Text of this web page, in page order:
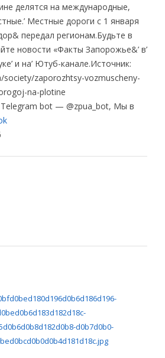
делятся на международные,
Местные дороги с 1 января
передал регионам.Будьте в
новости «Факты Запорожье&’ в’
и на’ Ютуб-канале.Источник:
zaporozhtsy-vozmuscheny-
na-plotine
bot — @zpua_bot, Мы в